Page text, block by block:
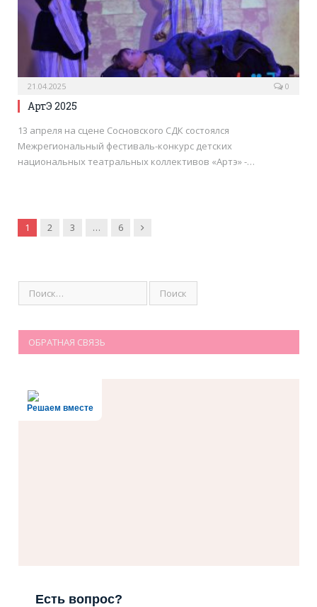
21.04.2025 0
АртЭ 2025
13 апреля на сцене Сосновского СДК состоялся
Межрегиональный фестиваль-конкурс детских
национальных театральных коллективов «Артэ» -…
1 2 3 … 6 Вперёд
ОБРАТНАЯ СВЯЗЬ
Решаем вместе
Есть вопрос?